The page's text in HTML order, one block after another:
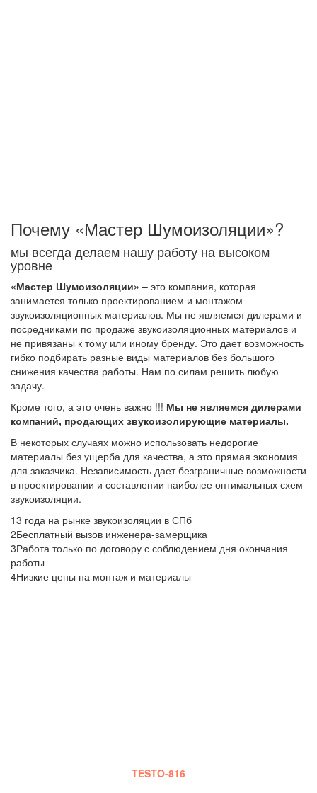
Почему «Мастер Шумоизоляции»?
мы всегда делаем нашу работу на высоком
уровне
«Мастер Шумоизоляции» – это компания, которая
занимается только проектированием и монтажом
звукоизоляционных материалов. Мы не являемся дилерами и
посредниками по продаже звукоизоляционных материалов и
не привязаны к тому или иному бренду. Это дает возможность
гибко подбирать разные виды материалов без большого
снижения качества работы. Нам по силам решить любую
задачу.
Кроме того, а это очень важно !!! Мы не являемся дилерами
компаний, продающих звукоизолирующие материалы.
В некоторых случаях можно использовать недорогие
материалы без ущерба для качества, а это прямая экономия
для заказчика. Независимость дает безграничные возможности
в проектировании и составлении наиболее оптимальных схем
звукоизоляции.
13 года на рынке звукоизоляции в СПб
2Бесплатный вызов инженера-замерщика
3Работа только по договору с соблюдением дня окончания
работы
4Низкие цены на монтаж и материалы
TESTO-816